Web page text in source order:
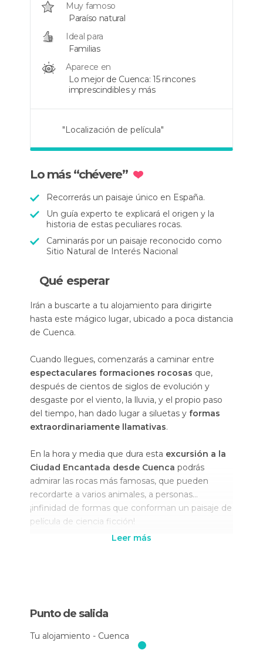
Muy famoso
Paraíso natural
Ideal para
Familias
Aparece en
Lo mejor de Cuenca: 15 rincones
imprescindibles y más
"Localización de película"
"Un lugar único"
"Las sorpresas de la naturaleza"
Lo más “chévere”
Recorrerás un paisaje único en España.
Un guía experto te explicará el origen y la
historia de estas peculiares rocas.
Caminarás por un paisaje reconocido como
Sitio Natural de Interés Nacional
Qué esperar
Irán a buscarte a tu alojamiento para dirigirte
hasta este mágico lugar, ubicado a poca distancia
de Cuenca.
Cuando llegues, comenzarás a caminar entre
espectaculares formaciones rocosas que,
después de cientos de siglos de evolución y
desgaste por el viento, la lluvia, y el propio paso
del tiempo, han dado lugar a siluetas y formas
extraordinariamente llamativas.
En la hora y media que dura esta excursión a la
Ciudad Encantada desde Cuenca podrás
admirar las rocas más famosas, que pueden
recordarte a varios animales, a personas…
¡infinidad de formas que conforman un paisaje de
película de ciencia ficción!
Leer más
Punto de salida
Tu alojamiento - Cuenca